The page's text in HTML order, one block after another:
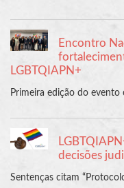
Encontro
LGBTQIAPN+
Primeira edição do
decisões
Sentenças citam